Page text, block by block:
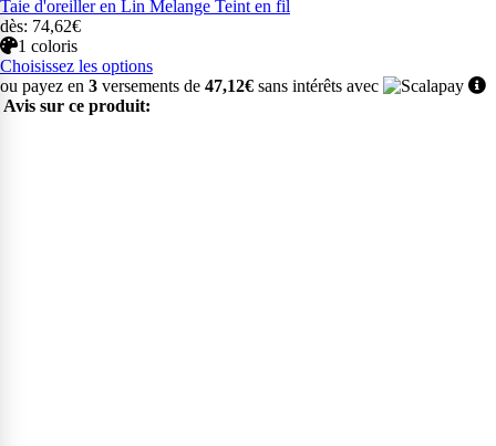
Taie d'oreiller en Lin Melange Teint en fil
dès: 74,62€
1 coloris
Choisissez les options
ou payez en 3 versements de 47,12€ sans intérêts avec
Avis sur ce produit: